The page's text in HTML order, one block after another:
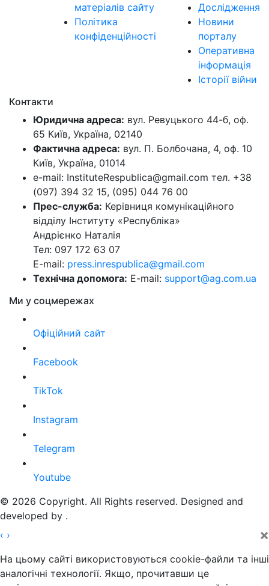
матеріалів сайту
Політика
конфіденційності
Дослідження
Новини
порталу
Оперативна
інформація
Історії війни
Контакти
Юридична адреса: вул. Ревуцького 44-б, оф.
65 Київ, Україна, 02140
Фактична адреса: вул. П. Болбочана, 4, оф. 10
Київ, Україна, 01014
e-mail: InstituteRespublica@gmail.com тел. +38
(097) 394 32 15, (095) 044 76 00
Прес-служба: Керівниця комунікаційного
відділу Інституту «Республіка»
Андрієнко Наталія
Тел: 097 172 63 07
E-mail: press.inrespublica@gmail.com
Технічна допомога: E-mail: support@ag.com.ua
Ми у соцмережах
Офіційний сайт
Facebook
TikTok
Instagram
Telegram
Youtube
© 2026 Copyright. All Rights reserved. Designed and
developed by .
‹ › ×
На цьому сайті використовуються cookie-файли та інші
аналогічні технології. Якщо, прочитавши це